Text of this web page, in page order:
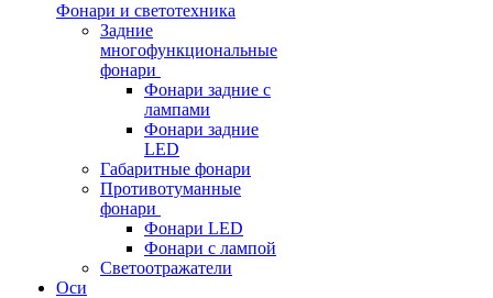
Фонари и светотехника
Задние
многофункциональные
фонари
Фонари задние с
лампами
Фонари задние
LED
Габаритные фонари
Противотуманные
фонари
Фонари LED
Фонари с лампой
Светоотражатели
Оси